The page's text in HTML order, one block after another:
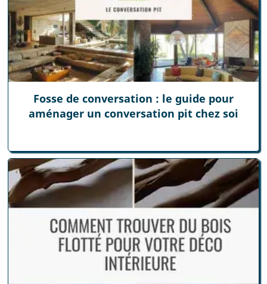
Fosse de conversation : le guide pour
aménager un conversation pit chez soi